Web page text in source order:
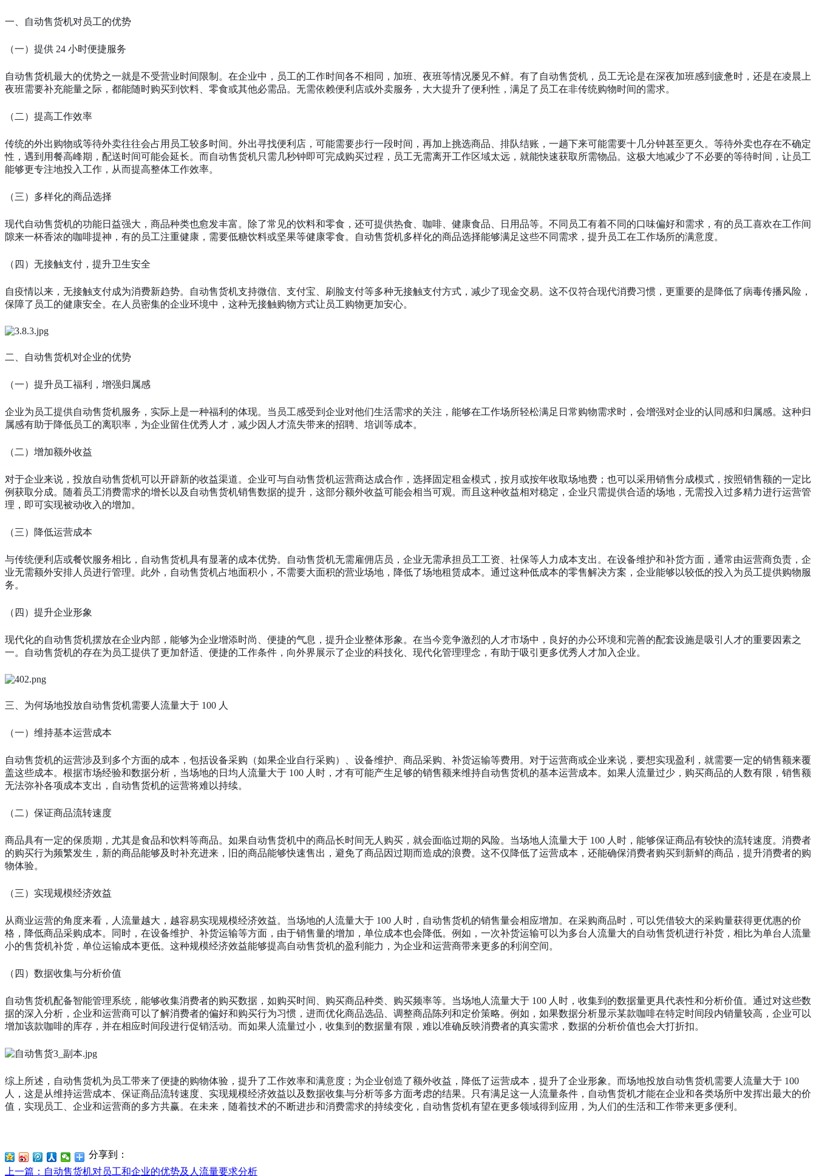
一、自动售货机对员工的优势
（一）提供 24 小时便捷服务
自动售货机最大的优势之一就是不受营业时间限制。在企业中，员工的工作时间各不相同，加班、夜班等情况屡见不鲜。有了自动售货机，员工无论是在深夜加班感到疲惫时，还是在凌晨上
夜班需要补充能量之际，都能随时购买到饮料、零食或其他必需品。无需依赖便利店或外卖服务，大大提升了便利性，满足了员工在非传统购物时间的需求。
（二）提高工作效率
传统的外出购物或等待外卖往往会占用员工较多时间。外出寻找便利店，可能需要步行一段时间，再加上挑选商品、排队结账，一趟下来可能需要十几分钟甚至更久。等待外卖也存在不确定
性，遇到用餐高峰期，配送时间可能会延长。而自动售货机只需几秒钟即可完成购买过程，员工无需离开工作区域太远，就能快速获取所需物品。这极大地减少了不必要的等待时间，让员工
能够更专注地投入工作，从而提高整体工作效率。
（三）多样化的商品选择
现代自动售货机的功能日益强大，商品种类也愈发丰富。除了常见的饮料和零食，还可提供热食、咖啡、健康食品、日用品等。不同员工有着不同的口味偏好和需求，有的员工喜欢在工作间
隙来一杯香浓的咖啡提神，有的员工注重健康，需要低糖饮料或坚果等健康零食。自动售货机多样化的商品选择能够满足这些不同需求，提升员工在工作场所的满意度。
（四）无接触支付，提升卫生安全
自疫情以来，无接触支付成为消费新趋势。自动售货机支持微信、支付宝、刷脸支付等多种无接触支付方式，减少了现金交易。这不仅符合现代消费习惯，更重要的是降低了病毒传播风险，
保障了员工的健康安全。在人员密集的企业环境中，这种无接触购物方式让员工购物更加安心。
二、自动售货机对企业的优势
（一）提升员工福利，增强归属感
企业为员工提供自动售货机服务，实际上是一种福利的体现。当员工感受到企业对他们生活需求的关注，能够在工作场所轻松满足日常购物需求时，会增强对企业的认同感和归属感。这种归
属感有助于降低员工的离职率，为企业留住优秀人才，减少因人才流失带来的招聘、培训等成本。
（二）增加额外收益
对于企业来说，投放自动售货机可以开辟新的收益渠道。企业可与自动售货机运营商达成合作，选择固定租金模式，按月或按年收取场地费；也可以采用销售分成模式，按照销售额的一定比
例获取分成。随着员工消费需求的增长以及自动售货机销售数据的提升，这部分额外收益可能会相当可观。而且这种收益相对稳定，企业只需提供合适的场地，无需投入过多精力进行运营管
理，即可实现被动收入的增加。
（三）降低运营成本
与传统便利店或餐饮服务相比，自动售货机具有显著的成本优势。自动售货机无需雇佣店员，企业无需承担员工工资、社保等人力成本支出。在设备维护和补货方面，通常由运营商负责，企
业无需额外安排人员进行管理。此外，自动售货机占地面积小，不需要大面积的营业场地，降低了场地租赁成本。通过这种低成本的零售解决方案，企业能够以较低的投入为员工提供购物服
务。
（四）提升企业形象
现代化的自动售货机摆放在企业内部，能够为企业增添时尚、便捷的气息，提升企业整体形象。在当今竞争激烈的人才市场中，良好的办公环境和完善的配套设施是吸引人才的重要因素之
一。自动售货机的存在为员工提供了更加舒适、便捷的工作条件，向外界展示了企业的科技化、现代化管理理念，有助于吸引更多优秀人才加入企业。
三、为何场地投放自动售货机需要人流量大于 100 人
（一）维持基本运营成本
自动售货机的运营涉及到多个方面的成本，包括设备采购（如果企业自行采购）、设备维护、商品采购、补货运输等费用。对于运营商或企业来说，要想实现盈利，就需要一定的销售额来覆
盖这些成本。根据市场经验和数据分析，当场地的日均人流量大于 100 人时，才有可能产生足够的销售额来维持自动售货机的基本运营成本。如果人流量过少，购买商品的人数有限，销售额
无法弥补各项成本支出，自动售货机的运营将难以持续。
（二）保证商品流转速度
商品具有一定的保质期，尤其是食品和饮料等商品。如果自动售货机中的商品长时间无人购买，就会面临过期的风险。当场地人流量大于 100 人时，能够保证商品有较快的流转速度。消费者
的购买行为频繁发生，新的商品能够及时补充进来，旧的商品能够快速售出，避免了商品因过期而造成的浪费。这不仅降低了运营成本，还能确保消费者购买到新鲜的商品，提升消费者的购
物体验。
（三）实现规模经济效益
从商业运营的角度来看，人流量越大，越容易实现规模经济效益。当场地的人流量大于 100 人时，自动售货机的销售量会相应增加。在采购商品时，可以凭借较大的采购量获得更优惠的价
格，降低商品采购成本。同时，在设备维护、补货运输等方面，由于销售量的增加，单位成本也会降低。例如，一次补货运输可以为多台人流量大的自动售货机进行补货，相比为单台人流量
小的售货机补货，单位运输成本更低。这种规模经济效益能够提高自动售货机的盈利能力，为企业和运营商带来更多的利润空间。
（四）数据收集与分析价值
自动售货机配备智能管理系统，能够收集消费者的购买数据，如购买时间、购买商品种类、购买频率等。当场地人流量大于 100 人时，收集到的数据量更具代表性和分析价值。通过对这些数
据的深入分析，企业和运营商可以了解消费者的偏好和购买行为习惯，进而优化商品选品、调整商品陈列和定价策略。例如，如果数据分析显示某款咖啡在特定时间段内销量较高，企业可以
增加该款咖啡的库存，并在相应时间段进行促销活动。而如果人流量过小，收集到的数据量有限，难以准确反映消费者的真实需求，数据的分析价值也会大打折扣。
综上所述，自动售货机为员工带来了便捷的购物体验，提升了工作效率和满意度；为企业创造了额外收益，降低了运营成本，提升了企业形象。而场地投放自动售货机需要人流量大于 100
人，这是从维持运营成本、保证商品流转速度、实现规模经济效益以及数据收集与分析等多方面考虑的结果。只有满足这一人流量条件，自动售货机才能在企业和各类场所中发挥出最大的价
值，实现员工、企业和运营商的多方共赢。在未来，随着技术的不断进步和消费需求的持续变化，自动售货机有望在更多领域得到应用，为人们的生活和工作带来更多便利。
分享到：
上一篇 ：自动售货机对员工和企业的优势及人流量要求分析